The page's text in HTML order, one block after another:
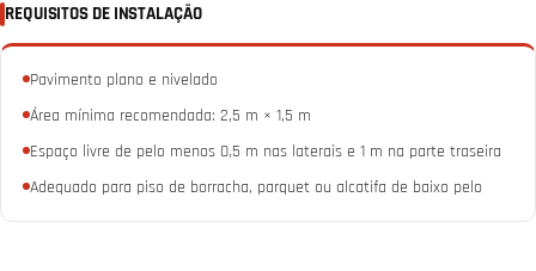
REQUISITOS DE INSTALAÇÃO
Pavimento plano e nivelado
Área mínima recomendada: 2,5 m × 1,5 m
Espaço livre de pelo menos 0,5 m nas laterais e 1 m na parte traseira
Adequado para piso de borracha, parquet ou alcatifa de baixo pelo